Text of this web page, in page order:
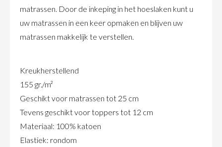
matrassen. Door de inkeping in het hoeslaken kunt u
uw matrassen in een keer opmaken en blijven uw
matrassen makkelijk te verstellen.
Kreukherstellend
155 gr./m²
Geschikt voor matrassen tot 25 cm
Tevens geschikt voor toppers tot 12 cm
Materiaal: 100% katoen
Elastiek: rondom